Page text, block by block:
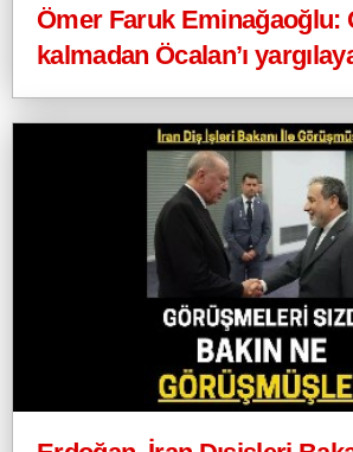
Ömer Faruk Eminağaoğlu:
kalmadan Öcalan’ı